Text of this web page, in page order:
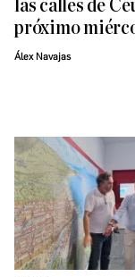
las calles de
próximo
Álex Navajas